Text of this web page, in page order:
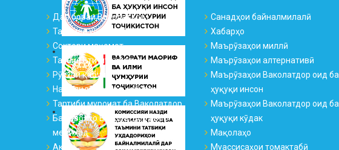
Дар бораи Ваколатдор
Тарҷумаи ҳоли ВҲК
Сохтори мақомот
Таснифоти муроҷиатҳо
Рӯзҳои қабул
Намояндагиҳо ва қабулгоҳҳо
Тартиби муроҷиат ба Ваколатдор
Ба саволҳо Ваколатдор ҷавоб
медиҳад
Аксҳо
Санадҳои байналмилалӣ
Хабарҳо
Маърӯзаҳои миллӣ
Маърӯзаҳои алтернативӣ
Маърӯзаҳои Ваколатдор оид ба
ҳуқуқи инсон
Маърӯзаҳои Ваколатдор оид ба
ҳуқуқи кӯдак
Мақолаҳо
Муассисаҳои томактабӣ